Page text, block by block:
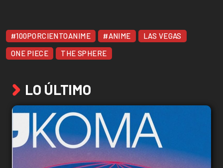
#100PORCIENTOANIME #ANIME
LAS VEGAS
ONE PIECE
THE SPHERE
LO ÚLTIMO